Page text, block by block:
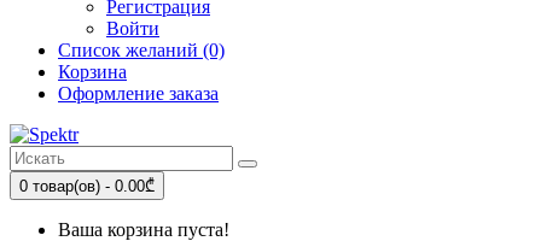
Регистрация
Войти
Список желаний (0)
Корзина
Оформление заказа
0 товар(ов) - 0.00₾
Ваша корзина пуста!